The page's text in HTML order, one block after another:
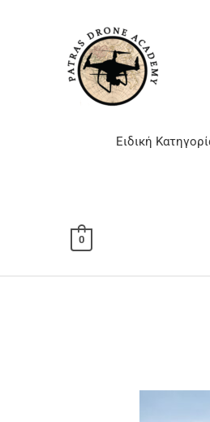
περιεχόμενο
Ειδική
0